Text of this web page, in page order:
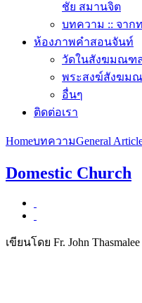
ชัย สมานจิต
บทความ :: จาก
ห้องภาพคำสอนจันท์
วัดในสังฆมณฑ
พระสงฆ์สังฆม
อื่นๆ
ติดต่อเรา
HomeบทความGeneral
Domestic Church
เขียนโดย Fr. John Thasmalee